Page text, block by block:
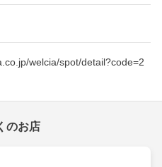
welcia/spot/detail?code=2
のお店